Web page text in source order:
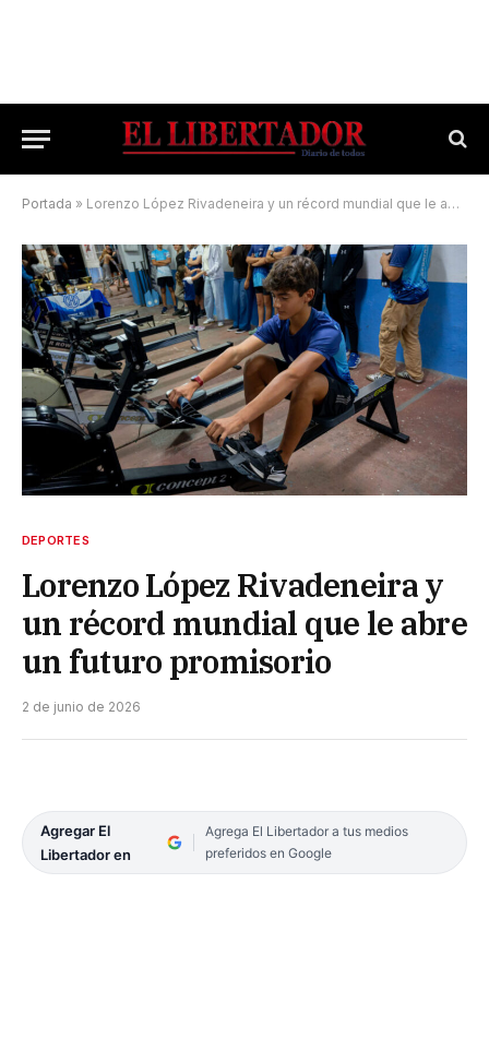
Portada » Lorenzo López Rivadeneira y un récord mundial que le abre un futuro promisorio
DEPORTES
Lorenzo López Rivadeneira y
un récord mundial que le abre
un futuro promisorio
2 de junio de 2026
Agregar El
Libertador en
Agrega El Libertador a tus medios
preferidos en Google